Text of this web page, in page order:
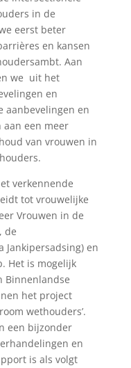
in de
eerst beter
en kansen
Aan
we uit het
en
aanbevelingen en
een meer
van vrouwen in
verkennende
tot vrouwelijke
Vrouwen in de
de
Jankipersadsing) en
Het is mogelijk
Binnenlandse
het project
wethouders’.
een bijzonder
en
is als volgt